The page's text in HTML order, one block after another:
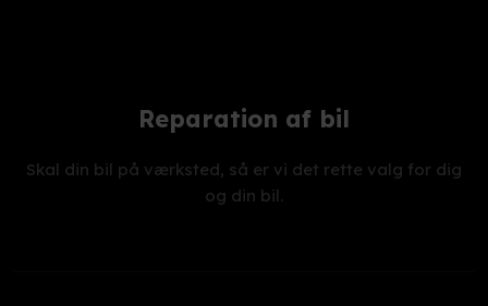
Reparation af bil
Skal din bil på værksted, så er vi det rette valg for dig
og din bil.